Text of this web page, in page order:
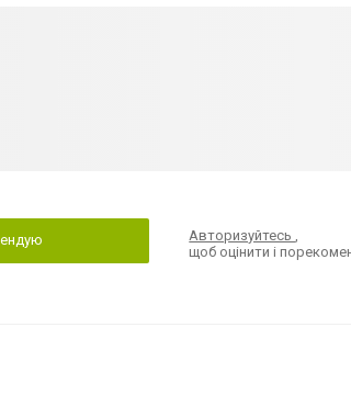
Авторизуйтесь
щоб оцінити і